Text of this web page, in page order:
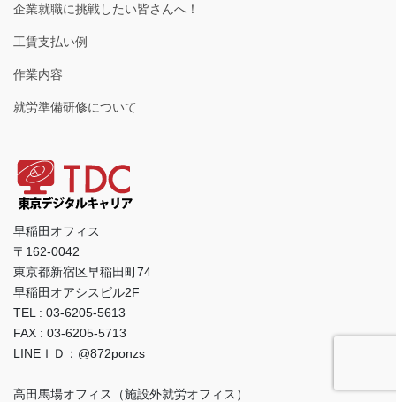
企業就職に挑戦したい皆さんへ！
工賃支払い例
作業内容
就労準備研修について
早稲田オフィス
〒162-0042
東京都新宿区早稲田町74
早稲田オアシスビル2F
TEL : 03-6205-5613
FAX : 03-6205-5713
LINEＩＤ：@872ponzs
高田馬場オフィス（施設外就労オフィス）